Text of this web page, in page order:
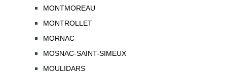
MONTMOREAU
MONTROLLET
MORNAC
MOSNAC-SAINT-SIMEUX
MOULIDARS